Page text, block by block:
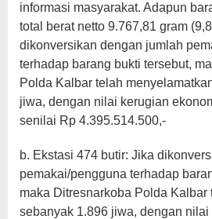
informasi masyarakat. Adapun
total berat netto 9.767,81 gram
dikonversikan dengan jumlah
terhadap barang bukti tersebut,
Polda Kalbar telah
jiwa, dengan nilai kerugian
senilai Rp 4.395.514.500,-
b. Ekstasi 474 butir: Jika
pemakai/pengguna terhadap
maka Ditresnarkoba Polda Kalbar
sebanyak 1.896 jiwa, dengan